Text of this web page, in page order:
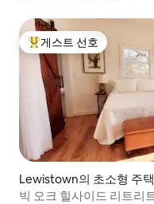
상위 게스트 선호
게스트 선호
Lewistown의 초소형 주택